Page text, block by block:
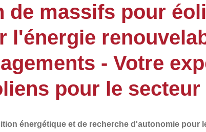
de massifs pour
l'énergie
- Votre
pour le
énergétique et de recherche d'autonomie pour